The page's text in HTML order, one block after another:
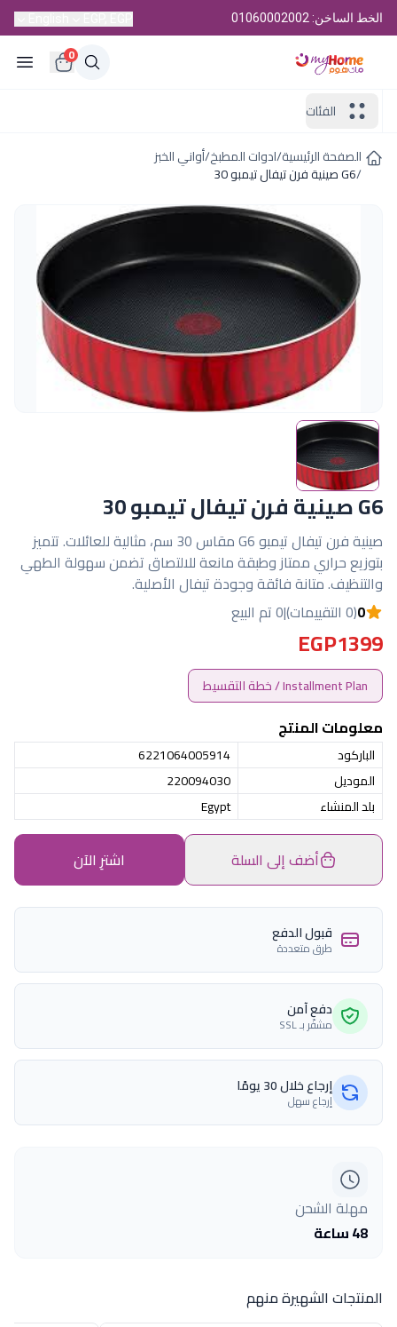
الخط الساخن: 01060002002
0
الفئات
الصفحة الرئيسية/ادوات المطبخ/أواني الخبز
/G6 صينية فرن تيفال تيمبو 30
G6 صينية فرن تيفال تيمبو 30
صينية فرن تيفال تيمبو G6 مقاس 30 سم، مثالية للعائلات. تتميز
بتوزيع حراري ممتاز وطبقة مانعة للالتصاق تضمن سهولة الطهي
والتنظيف. متانة فائقة وجودة تيفال الأصلية.
0(0 التقييمات) |0 تم البيع
EGP1399
Installment Plan / خطة التقسيط
معلومات المنتج
الباركود
6221064005914
الموديل
220094030
بلد المنشاء
Egypt
أضف إلى السلة اشترِ الآن
قبول الدفع
طرق متعددة
دفع آمن
مشفّر بـ SSL
إرجاع خلال 30 يومًا
إرجاع سهل
مهلة الشحن
48 ساعة
المنتجات الشهيرة منهم